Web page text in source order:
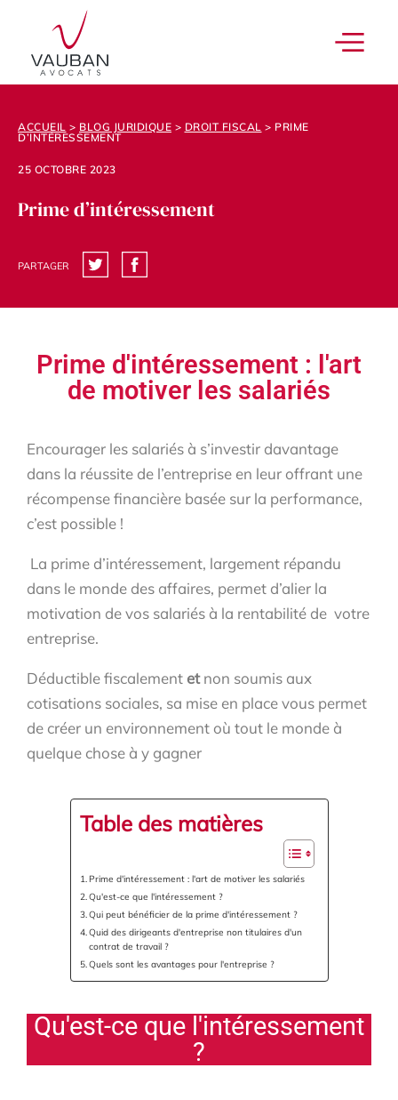
ACCUEIL > BLOG JURIDIQUE > DROIT FISCAL > PRIME
D’INTÉRESSEMENT
25 OCTOBRE 2023
Prime d’intéressement
PARTAGER
Prime d'intéressement : l'art
de motiver les salariés
Encourager les salariés à s’investir davantage
dans la réussite de l’entreprise en leur offrant une
récompense financière basée sur la performance,
c’est possible !
La prime d’intéressement, largement répandu
dans le monde des affaires, permet d’alier la
motivation de vos salariés à la rentabilité de votre
entreprise.
Déductible fiscalement etnon soumis aux
cotisations sociales, sa mise en place vous permet
de créer un environnement où tout le monde à
quelque chose à y gagner
Table des matières
Prime d'intéressement : l'art de motiver les salariés
Qu'est-ce que l'intéressement ?
Qui peut bénéficier de la prime d'intéressement ?
Quid des dirigeants d'entreprise non titulaires d'un
contrat de travail ?
Quels sont les avantages pour l'entreprise ?
Qu'est-ce que l'intéressement
?